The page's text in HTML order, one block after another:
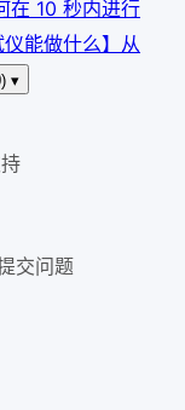
在 10 秒内进行
仪能做什么】从
▾
交问题